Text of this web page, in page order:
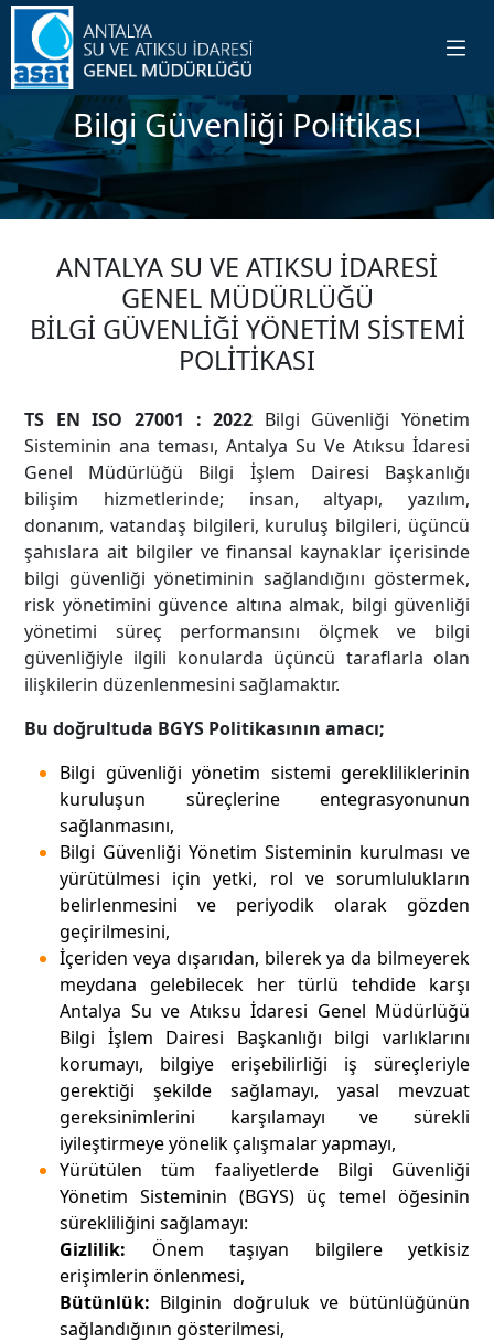
Bilgi Güvenliği Politikası
ANTALYA SU VE ATIKSU İDARESİ
GENEL MÜDÜRLÜĞÜ
BİLGİ GÜVENLİĞİ YÖNETİM SİSTEMİ
POLİTİKASI
TS EN ISO 27001 : 2022 Bilgi Güvenliği Yönetim
Sisteminin ana teması, Antalya Su Ve Atıksu İdaresi
Genel Müdürlüğü Bilgi İşlem Dairesi Başkanlığı
bilişim hizmetlerinde; insan, altyapı, yazılım,
donanım, vatandaş bilgileri, kuruluş bilgileri, üçüncü
şahıslara ait bilgiler ve finansal kaynaklar içerisinde
bilgi güvenliği yönetiminin sağlandığını göstermek,
risk yönetimini güvence altına almak, bilgi güvenliği
yönetimi süreç performansını ölçmek ve bilgi
güvenliğiyle ilgili konularda üçüncü taraflarla olan
ilişkilerin düzenlenmesini sağlamaktır.
Bu doğrultuda BGYS Politikasının amacı;
Bilgi güvenliği yönetim sistemi gerekliliklerinin
kuruluşun süreçlerine entegrasyonunun
sağlanmasını,
Bilgi Güvenliği Yönetim Sisteminin kurulması ve
yürütülmesi için yetki, rol ve sorumlulukların
belirlenmesini ve periyodik olarak gözden
geçirilmesini,
İçeriden veya dışarıdan, bilerek ya da bilmeyerek
meydana gelebilecek her türlü tehdide karşı
Antalya Su ve Atıksu İdaresi Genel Müdürlüğü
Bilgi İşlem Dairesi Başkanlığı bilgi varlıklarını
korumayı, bilgiye erişebilirliği iş süreçleriyle
gerektiği şekilde sağlamayı, yasal mevzuat
gereksinimlerini karşılamayı ve sürekli
iyileştirmeye yönelik çalışmalar yapmayı,
Yürütülen tüm faaliyetlerde Bilgi Güvenliği
Yönetim Sisteminin (BGYS) üç temel öğesinin
sürekliliğini sağlamayı:
Gizlilik: Önem taşıyan bilgilere yetkisiz
erişimlerin önlenmesi,
Bütünlük: Bilginin doğruluk ve bütünlüğünün
sağlandığının gösterilmesi,